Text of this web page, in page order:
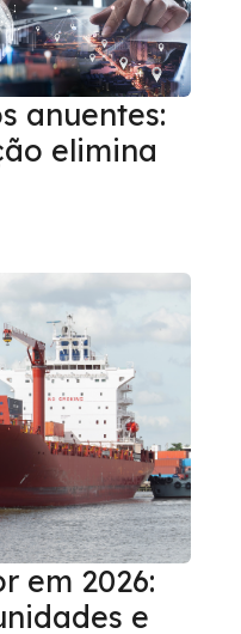
anuentes:
elimina
em 2026:
e